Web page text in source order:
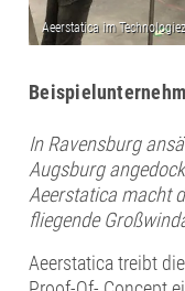
In Ravensburg
Augsburg
Aeerstatica macht
fliegende
Aeerstatica treibt